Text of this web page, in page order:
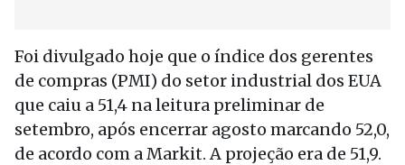
Foi divulgado hoje que o índice dos gerentes
de compras (PMI) do setor industrial dos EUA
que caiu a 51,4 na leitura preliminar de
setembro, após encerrar agosto marcando 52,0,
de acordo com a Markit. A projeção era de 51,9.